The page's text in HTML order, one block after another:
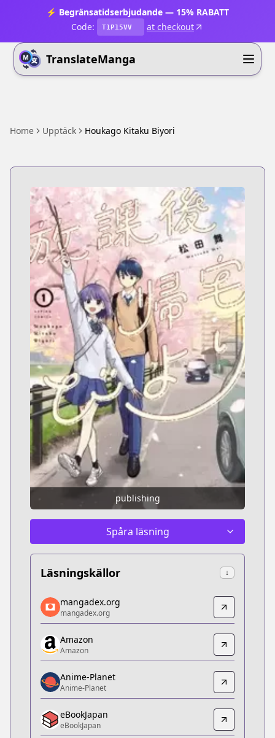
⚡ Begränsatidserbjudande — 15% RABATT
Code:
T1P15VV at checkout
TranslateManga
Home Upptäck Houkago Kitaku Biyori
publishing
Spåra läsning
Läsningskällor ↓
mangadex.org
mangadex.org
https://mangadex.org/title/85b3504c-62e8-49e7-
Amazon
Amazon
https://www.amazon.co.jp/dp/B0CQKJZX8K
Anime-Planet
Anime-Planet
https://www.anime-planet.com/manga/houkago-
eBookJapan
mangadex.org
mangadex.org
Amazon
Amazon
Anime-Planet
Anime-Planet
eBookJapan
eBookJapan